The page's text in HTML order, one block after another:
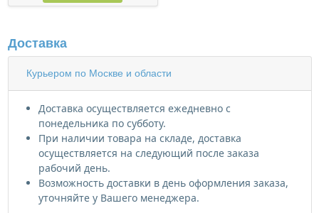
Доставка
Курьером по Москве и области
Доставка осуществляется ежедневно с
понедельника по субботу.
При наличии товара на складе, доставка
осуществляется на следующий после заказа
рабочий день.
Возможность доставки в день оформления заказа,
уточняйте у Вашего менеджера.